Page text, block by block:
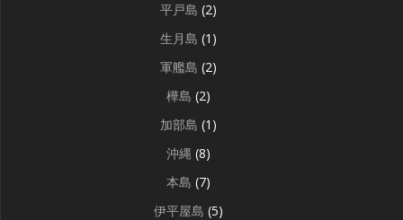
平戸島 (2)
生月島 (1)
軍艦島 (2)
樺島 (2)
加部島 (1)
沖縄 (8)
本島 (7)
伊平屋島 (5)